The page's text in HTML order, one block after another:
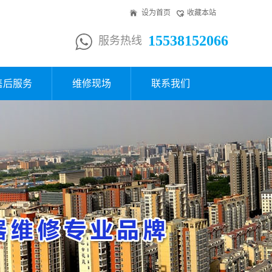
设为首页 收藏本站
服务热线 15538152066
后服务 维修现场 联系我们